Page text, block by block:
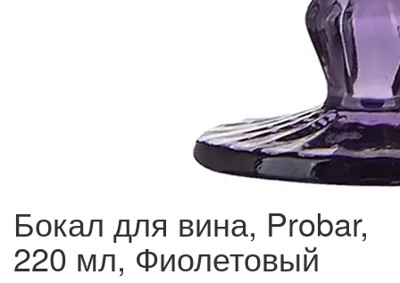
Бокал для вина, Probar,
220 мл, Фиолетовый